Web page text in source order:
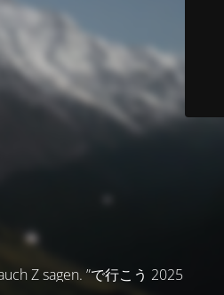
Z sagen. ”で行こう 2025